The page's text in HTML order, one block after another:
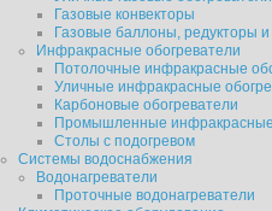
Газовые конвекторы
Газовые баллоны, редукторы
Инфракрасные обогреватели
Потолочные инфракрасные
Уличные инфракрасные
Карбоновые обогреватели
Промышленные инфракрасные
Столы с подогревом
Системы водоснабжения
Водонагреватели
Проточные водонагреватели